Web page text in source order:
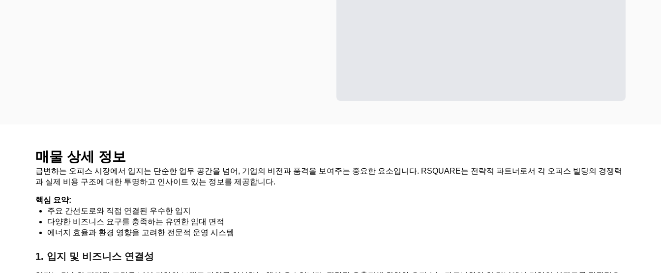
매물 상세 정보
급변하는 오피스 시장에서 입지는 단순한 업무 공간을 넘어, 기업의 비전과 품격을 보여주는 중요한 요소입니다. RSQUARE는 전략적 파트너로서 각 오피스 빌딩의 경쟁력
과 실제 비용 구조에 대한 투명하고 인사이트 있는 정보를 제공합니다.
핵심 요약:
주요 간선도로와 직접 연결된 우수한 입지
다양한 비즈니스 요구를 충족하는 유연한 임대 면적
에너지 효율과 환경 영향을 고려한 전문적 운영 시스템
1. 입지 및 비즈니스 연결성